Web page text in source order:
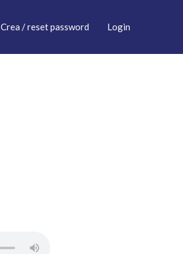
Crea / reset password Login